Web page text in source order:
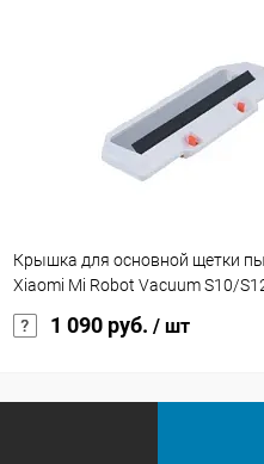
Крышка для основной щетки
Xiaomi Mi Robot Vacuum S10/
1 090 руб. / шт